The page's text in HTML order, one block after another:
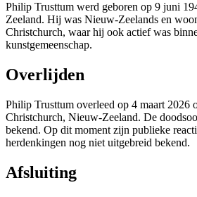
Philip Trusttum werd geboren op 9 juni
Zeeland. Hij was Nieuw-Zeelands en
Christchurch, waar hij ook actief was
kunstgemeenschap.
Overlijden
Philip Trusttum overleed op 4 maart 2026
Christchurch, Nieuw-Zeeland. De
bekend. Op dit moment zijn publieke
herdenkingen nog niet uitgebreid bekend.
Afsluiting